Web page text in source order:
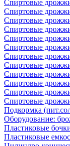
Спиртовые
Спиртовые
Спиртовые
Спиртовые
Спиртовые
Спиртовые
Спиртовые
Спиртовые
Спиртовые
Спиртовые
Спиртовые
Спиртовые
Подкормка
Оборудование:
Пластиковые
Пластиковые